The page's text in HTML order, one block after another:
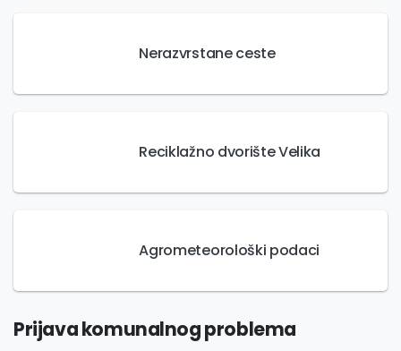
Nerazvrstane ceste
Reciklažno dvorište Velika
Agrometeorološki podaci
Prijava komunalnog problema